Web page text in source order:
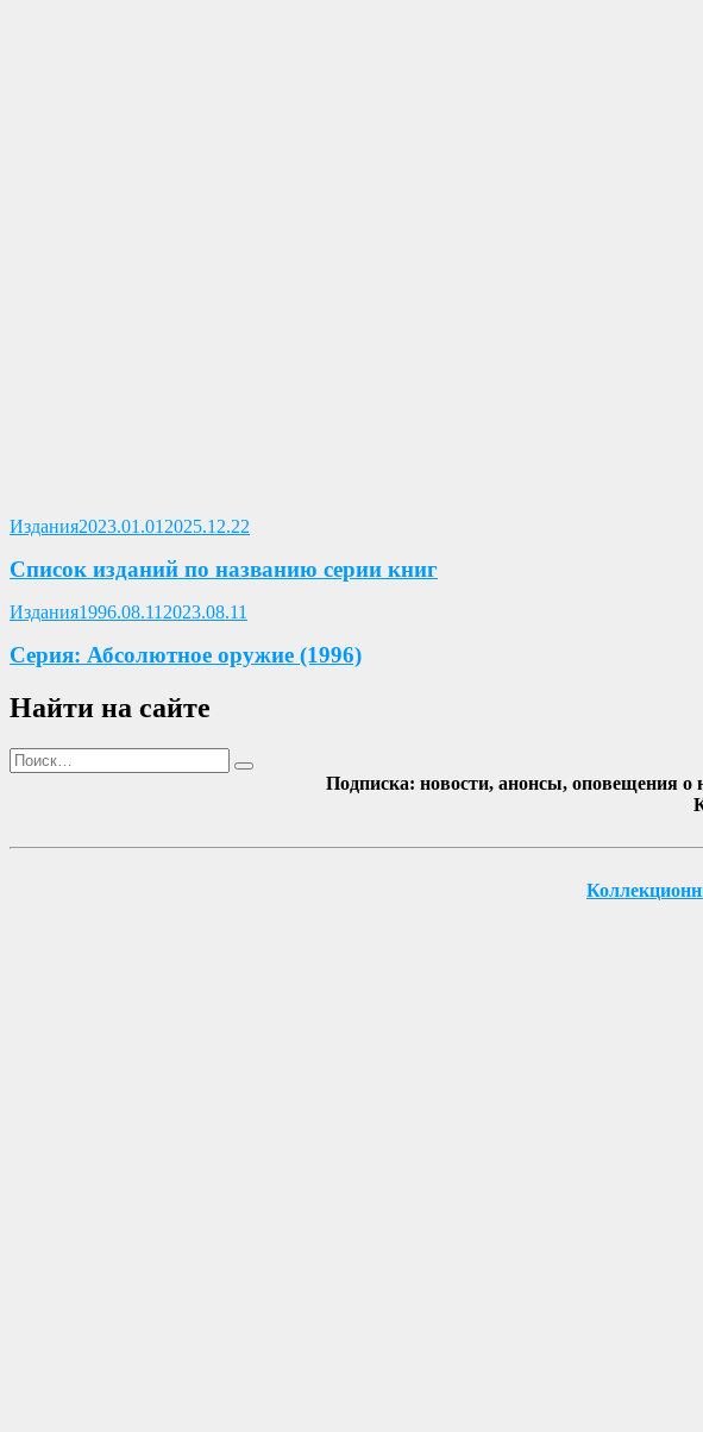
ИзданияОпубликовано
2023.01.01 2025.12.22
Список изданий по названию серии книг
ИзданияОпубликовано
1996.08.11 2023.08.11
Серия: Абсолютное оружие (1996)
Найти на сайте
Поиск
Найти Подписка: новости, анонсы, оповещения о